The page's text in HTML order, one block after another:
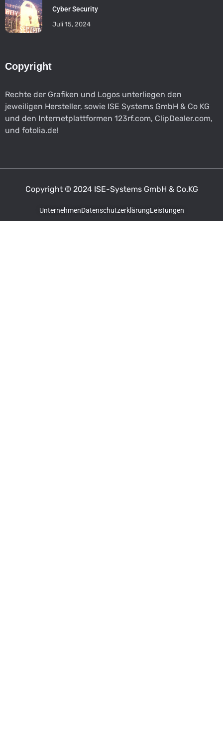
Cyber Security
Juli 15, 2024
Copyright
Rechte der Grafiken und Logos unterliegen den
jeweiligen Hersteller, sowie ISE Systems GmbH & Co KG
und den Internetplattformen 123rf.com, ClipDealer.com,
und fotolia.de!
Copyright © 2024 ISE-Systems GmbH & Co.KG
UnternehmenDatenschutzerklärungLeistungen